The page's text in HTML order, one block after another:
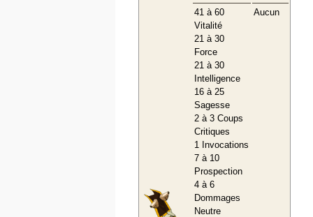
41 à 60
Vitalité
21 à 30
Force
21 à 30
Intelligence
16 à 25
Sagesse
2 à 3 Coups
Critiques
1 Invocations
7 à 10
Prospection
4 à 6
Dommages
Neutre
Aucun